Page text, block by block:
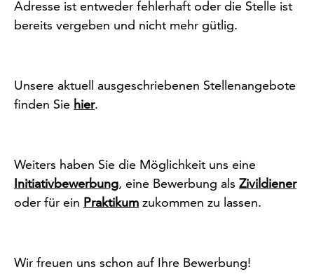
Adresse ist entweder fehlerhaft oder die Stelle ist
bereits vergeben und nicht mehr gütlig.
Unsere aktuell ausgeschriebenen Stellenangebote
finden Sie hier.
Weiters haben Sie die Möglichkeit uns eine
Initiativbewerbung, eine Bewerbung als Zivildiener
oder für ein Praktikum zukommen zu lassen.
Wir freuen uns schon auf Ihre Bewerbung!